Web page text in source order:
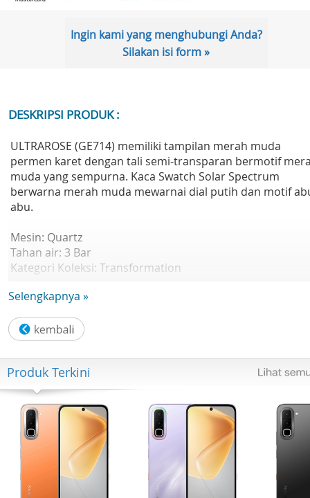
Ingin kami yang menghubungi Anda?
Silakan isi form »
DESKRIPSI PRODUK :
ULTRAROSE (GE714) memiliki tampilan merah muda
permen karet dengan tali semi-transparan bermotif
muda yang sempurna. Kaca Swatch Solar Spectrum
berwarna merah muda mewarnai dial putih dan motif
abu.
Mesin: Quartz
Tahan air: 3 Bar
Kategori Koleksi: Transformation
Tebal: 8,75 mm
Bahan Tali: Silikon
Bahan Gesper: Polimer
Pengait Tali: Buckle
Bahan Casing: Polimer
Warna: Putih
Warna tali: Putih
Warna dial: Putih
Warna casing: Transparan
Garansi Resmi 2 Tahun
Kelengkapan Paket :
- Free Box
Selengkapnya »
Produk Terkini